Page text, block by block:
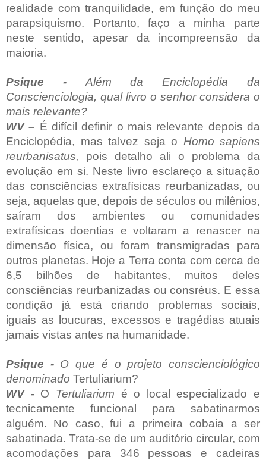
realidade com tranquilidade, em função do meu
parapsiquismo. Portanto, faço a minha parte
neste sentido, apesar da incompreensão da
maioria.
Psique - Além da Enciclopédia da
Conscienciologia, qual livro o senhor considera o
mais relevante?
WV – É difícil definir o mais relevante depois da
Enciclopédia, mas talvez seja o Homo sapiens
reurbanisatus, pois detalho ali o problema da
evolução em si. Neste livro esclareço a situação
das consciências extrafísicas reurbanizadas, ou
seja, aquelas que, depois de séculos ou milênios,
saíram dos ambientes ou comunidades
extrafísicas doentias e voltaram a renascer na
dimensão física, ou foram transmigradas para
outros planetas. Hoje a Terra conta com cerca de
6,5 bilhões de habitantes, muitos deles
consciências reurbanizadas ou consréus. E essa
condição já está criando problemas sociais,
iguais as loucuras, excessos e tragédias atuais
jamais vistas antes na humanidade.
Psique - O que é o projeto conscienciológico
denominado Tertuliarium?
WV - O Tertuliarium é o local especializado e
tecnicamente funcional para sabatinarmos
alguém. No caso, fui a primeira cobaia a ser
sabatinada. Trata-se de um auditório circular, com
acomodações para 346 pessoas e cadeiras